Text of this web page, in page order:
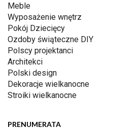
Meble
Wyposażenie wnętrz
Pokój Dziecięcy
Ozdoby świąteczne DIY
Polscy projektanci
Architekci
Polski design
Dekoracje wielkanocne
Stroiki wielkanocne
PRENUMERATA